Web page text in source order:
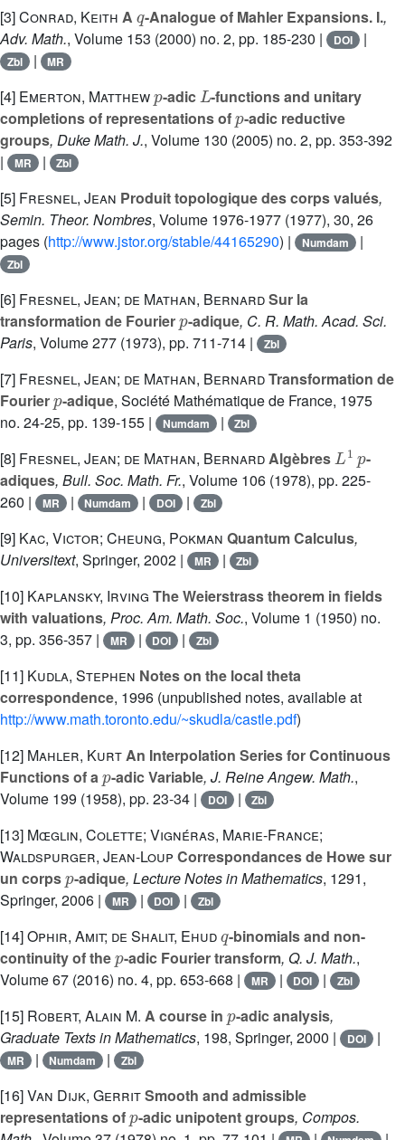
[3]Conrad, Keith A -Analogue of Mahler Expansions. I.,
Adv. Math., Volume 153 (2000) no. 2, pp. 185-230 | DOI |
Zbl | MR
[4] Emerton, Matthew -adic
-functions and unitary
completions of representations of
p
-adic reductive
groups, Duke Math. J., Volume 130 (2005) no. 2, pp. 353-392
|
MR | Zbl
[5] Fresnel, Jean Produit topologique des corps valués,
Semin. Theor. Nombres, Volume 1976-1977 (1977), 30, 26
pages (http://www.jstor.org/stable/44165290) | Numdam |
Zbl
[6] Fresnel, Jean; de Mathan, BernardSur la
transformation de Fourier
p
-adique, C. R. Math. Acad. Sci.
Paris, Volume 277 (1973), pp. 711-714 | Zbl
[7] Fresnel, Jean; de Mathan, BernardTransformation de
Fourier
p
-adique, Société Mathématique de France, 1975
no. 24-25, pp. 139-155 |
Numdam | Zbl
[8] Fresnel, Jean; de Mathan, BernardAlgèbres
1
-
adiques, Bull. Soc. Math. Fr., Volume 106 (1978), pp. 225-
260 |
MR | Numdam | DOI | Zbl
[9] Kac, Victor; Cheung, Pokman Quantum Calculus,
Universitext, Springer, 2002 | MR | Zbl
[10] Kaplansky, Irving The Weierstrass theorem in fields
with valuations, Proc. Am. Math. Soc., Volume 1 (1950) no.
3, pp. 356-357 |
MR | DOI | Zbl
[11] Kudla, Stephen Notes on the local theta
correspondence, 1996 (unpublished notes, available at
http://www.math.toronto.edu/~skudla/castle.pdf)
[12] Mahler, KurtAn Interpolation Series for Continuous
Functions of a
p
-adic Variable, J. Reine Angew. Math.,
Volume 199 (1958), pp. 23-34 | DOI | Zbl
[13] Mœglin, Colette; Vignéras, Marie-France;
Waldspurger, Jean-Loup Correspondances de Howe sur
un corps
p
-adique, Lecture Notes in Mathematics, 1291,
Springer, 2006 |
MR | DOI | Zbl
[14]Ophir, Amit; de Shalit, Ehud -binomials and non-
continuity of the
p
-adic Fourier transform, Q. J. Math.,
Volume 67 (2016) no. 4, pp. 653-668 | MR | DOI | Zbl
[15] Robert, Alain M. A course in -adic analysis,
Graduate Texts in Mathematics, 198, Springer, 2000 | DOI |
MR | Numdam | Zbl
[16]Van Dijk, GerritSmooth and admissible
representations of
p
-adic unipotent groups, Compos.